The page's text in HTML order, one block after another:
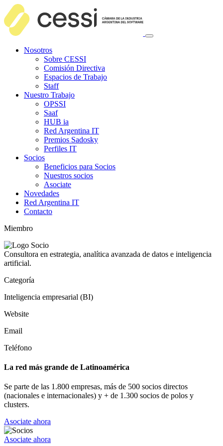
Nosotros
Sobre CESSI
Comisión Directiva
Espacios de Trabajo
Staff
Nuestro Trabajo
OPSSI
Saaf
HUB ia
Red Argentina IT
Premios Sadosky
Perfiles IT
Socios
Beneficios para Socios
Nuestros socios
Asociate
Novedades
Red Argentina IT
Contacto
Miembro
Consultora en estrategia, analítica avanzada de datos e inteligencia
artificial.
Categoría
Inteligencia empresarial (BI)
Website
Email
Teléfono
La red más grande de Latinoamérica
Se parte de las 1.800 empresas, más de 500 socios directos
(nacionales e internacionales) y + de 1.300 socios de polos y
clusters.
Asociate ahora
Asociate ahora